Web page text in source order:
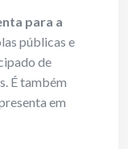
para a
públicas e
de
É também
em